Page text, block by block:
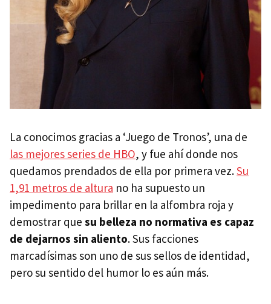
La conocimos gracias a ‘Juego de Tronos’, una de
las mejores series de HBO, y fue ahí donde nos
quedamos prendados de ella por primera vez.Su
1,91 metros de altura no ha supuesto un
impedimento para brillar en la alfombra roja y
demostrar que su belleza no normativa es capaz
de dejarnos sin aliento. Sus facciones
marcadísimas son uno de sus sellos de identidad,
pero su sentido del humor lo es aún más.